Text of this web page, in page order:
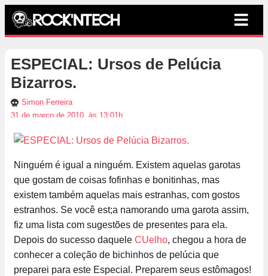
ESPECIAL: Ursos de Pelúcia
Bizarros.
Simon Ferreira
31 de março de 2010, às 13:01h
Ninguém é igual a ninguém. Existem aquelas garotas
que gostam de coisas fofinhas e bonitinhas, mas
existem também aquelas mais estranhas, com gostos
estranhos. Se você est;a namorando uma garota assim,
fiz uma lista com sugestões de presentes para ela.
Depois do sucesso daquele CUelho, chegou a hora de
conhecer a coleção de bichinhos de pelúcia que
preparei para este Especial. Preparem seus estômagos!